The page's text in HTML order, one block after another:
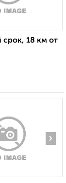
срок, 18 км от
›